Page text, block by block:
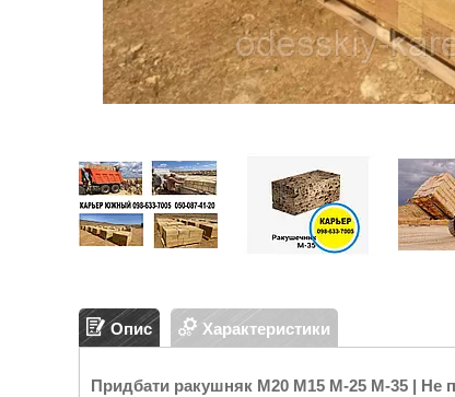
Опис Характеристики
Придбати ракушняк М20 М15 М-25 М-35 | Не